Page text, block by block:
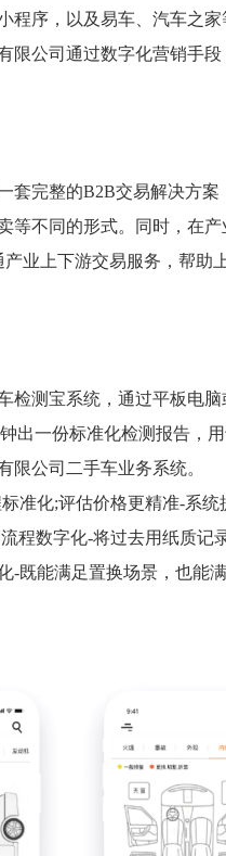
程序，以及易车、汽车之家
限公司通过数字化营销手段
套完整的B2B交易解决方案
等不同的形式。同时，在产
业上下游交易服务，帮助
检测宝系统，通过平板电脑
出一份标准化检测报告，
公司二手车业务系统。
准化;评估价格更精准-系统
程数字化-将过去用纸质记
-既能满足置换场景，也能